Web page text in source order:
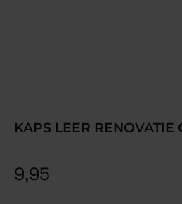
KAPS LEER RENOVATIE
9,95